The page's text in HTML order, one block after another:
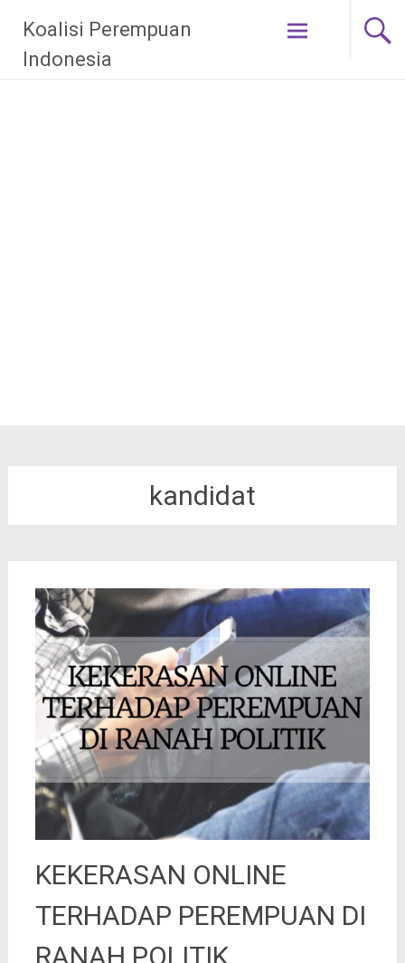
content
Koalisi Perempuan
Indonesia
kandidat
KEKERASAN ONLINE
TERHADAP PEREMPUAN DI
RANAH POLITIK